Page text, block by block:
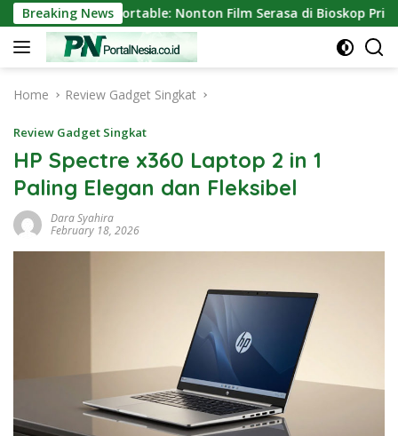
Skip
to
content
Breaking News
Mini Portable: Nonton Film Serasa di Bioskop Pribadi Rumah
Home Review Gadget Singkat
Review Gadget Singkat
HP Spectre x360 Laptop 2 in 1
Paling Elegan dan Fleksibel
Dara Syahira
February 18, 2026